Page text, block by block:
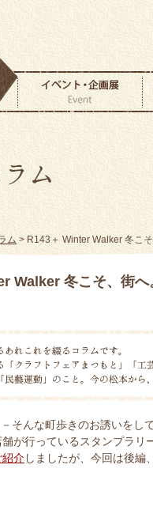
ム> R143＋ Winter Walker 冬こ
Walker 冬こそ、街へ
－そんな町歩きのお誘いを
が行っているスタンプラリ
紹介しましたが、今回は後編